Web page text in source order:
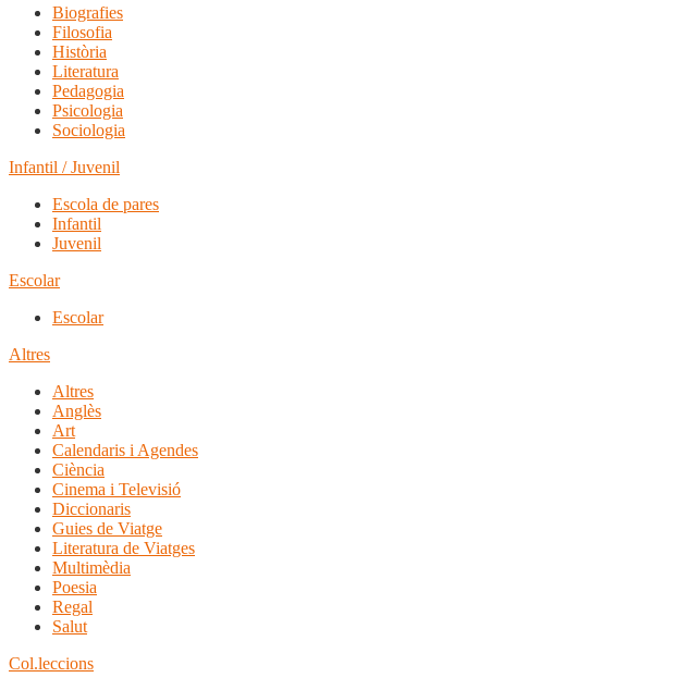
Biografies
Filosofia
Història
Literatura
Pedagogia
Psicologia
Sociologia
Infantil / Juvenil
Escola de pares
Infantil
Juvenil
Escolar
Escolar
Altres
Altres
Anglès
Art
Calendaris i Agendes
Ciència
Cinema i Televisió
Diccionaris
Guies de Viatge
Literatura de Viatges
Multimèdia
Poesia
Regal
Salut
Col.leccions